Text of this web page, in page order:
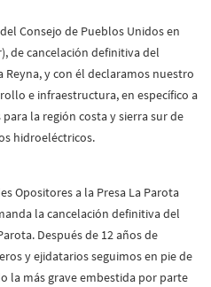
Consejo de Pueblos Unidos en
de cancelación definitiva del
y con él declaramos nuestro
e infraestructura, en específico a
la región costa y sierra sur de
hidroeléctricos.
Opositores a la Presa La Parota
la cancelación definitiva del
Después de 12 años de
y ejidatarios seguimos en pie de
la más grave embestida por parte